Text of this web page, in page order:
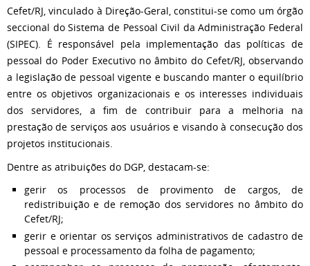
Cefet/RJ, vinculado à Direção-Geral, constitui-se como um órgão
seccional do Sistema de Pessoal Civil da Administração Federal
(SIPEC). É responsável pela implementação das políticas de
pessoal do Poder Executivo no âmbito do Cefet/RJ, observando
a legislação de pessoal vigente e buscando manter o equilíbrio
entre os objetivos organizacionais e os interesses individuais
dos servidores, a fim de contribuir para a melhoria na
prestação de serviços aos usuários e visando à consecução dos
projetos institucionais.
Dentre as atribuições do DGP, destacam-se:
gerir os processos de provimento de cargos, de
redistribuição e de remoção dos servidores no âmbito do
Cefet/RJ;
gerir e orientar os serviços administrativos de cadastro de
pessoal e processamento da folha de pagamento;